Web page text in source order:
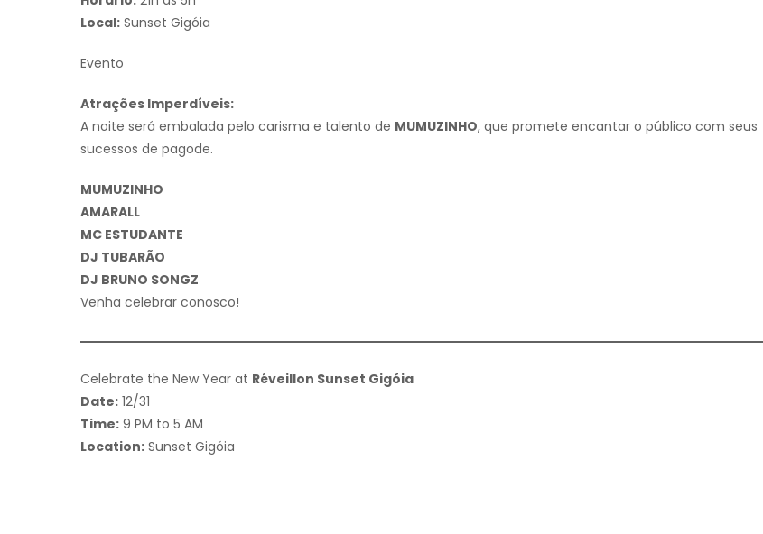
Local: Sunset Gigóia
Evento
Atrações Imperdíveis:
A noite será embalada pelo carisma e talento de MUMUZINHO, que promete encantar o público com seus
sucessos de pagode.
MUMUZINHO
AMARALL
MC ESTUDANTE
DJ TUBARÃO
DJ BRUNO SONGZ
Venha celebrar conosco!
Celebrate the New Year at Réveillon Sunset Gigóia
Date: 12/31
Time: 9 PM to 5 AM
Location: Sunset Gigóia